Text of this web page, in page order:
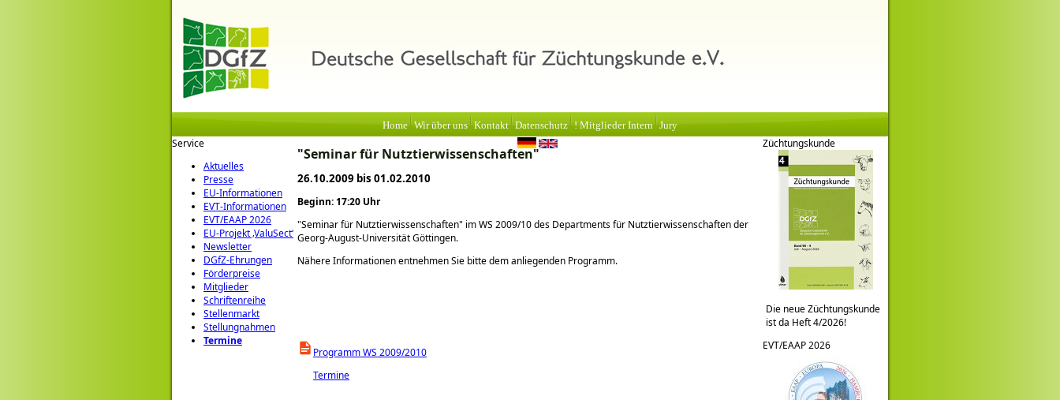
Home Wir über uns Kontakt Datenschutz ! Mitglieder Intern Jury
Service
Aktuelles
Presse
EU-Informationen
EVT-Informationen
EVT/EAAP 2026
EU-Projekt ‚ValuSect‘
Newsletter
DGfZ-Ehrungen
Förderpreise
Mitglieder
Schriftenreihe
Stellenmarkt
Stellungnahmen
Termine
"Seminar für Nutztierwissenschaften"
26.10.2009 bis 01.02.2010
Beginn: 17:20 Uhr
Seminar für Nutztierwissenschaften im WS 2009/10 des Departments für Nutztierwissenschaften der
Georg-August-Universität Göttingen.
Nähere Informationen entnehmen Sie bitte dem anliegenden Programm.
Programm WS 2009/2010
Termine
Züchtungskunde
Die neue Züchtungskunde
ist da Heft 4/2026!
EVT/EAAP 2026